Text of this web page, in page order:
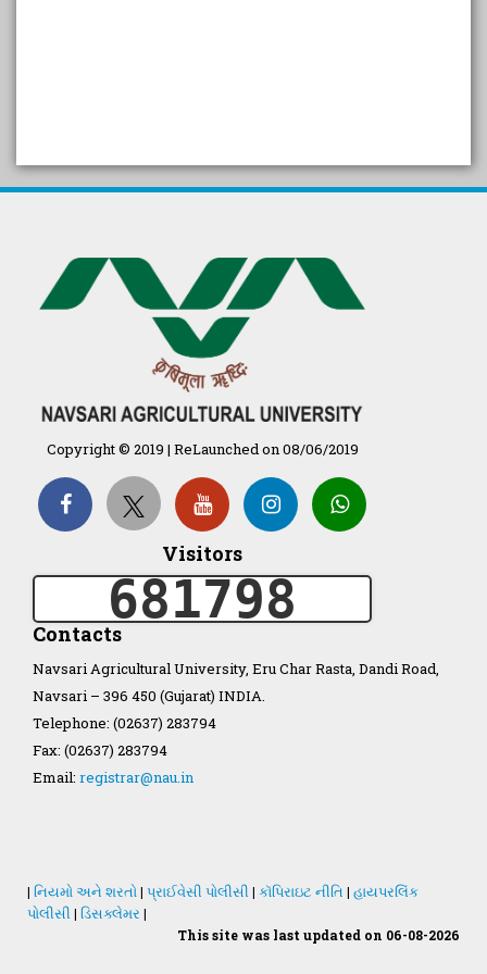
Arogya setu App information
in Gujarati
દેશી ગાય આધારિત પ્રાકૃતિક ખેતી
गुणवत्ता युक्त कृषि-शिक्षा एक पहल" - भारतीय
कृषि अनुसंधान परिषद की 25वीं अखिल
भारतीय कृषि प्रवेश परीक्षा 2020
Organization Structure
ખેડુત માર્ગદર્શિકા
Accreditation Certificate
Statastics
Copyright © 2019 | ReLaunched on 08/06/2019
Visitors
681798
Contacts
Navsari Agricultural University, Eru Char Rasta, Dandi Road,
Navsari – 396 450 (Gujarat) INDIA.
Telephone: (02637) 283794
Fax: (02637) 283794
Email: registrar@nau.in
| નિયમો અને શરતો| પ્રાઈવેસી પોલીસી | કૉપિરાઇટ નીતિ | હાયપરલિંક
પોલીસી | ડિસક્લેમર |
This site was last updated on 06-08-2026